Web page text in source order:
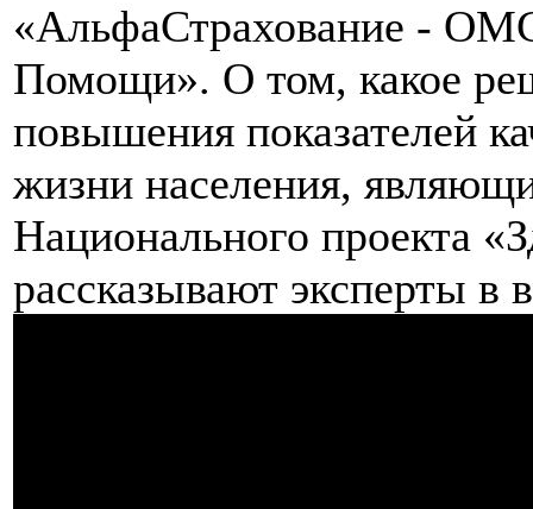
«АльфаСтрахование -
Помощи». О том, какое
повышения показателей
жизни населения,
Национального проекта
рассказывают эксперты в